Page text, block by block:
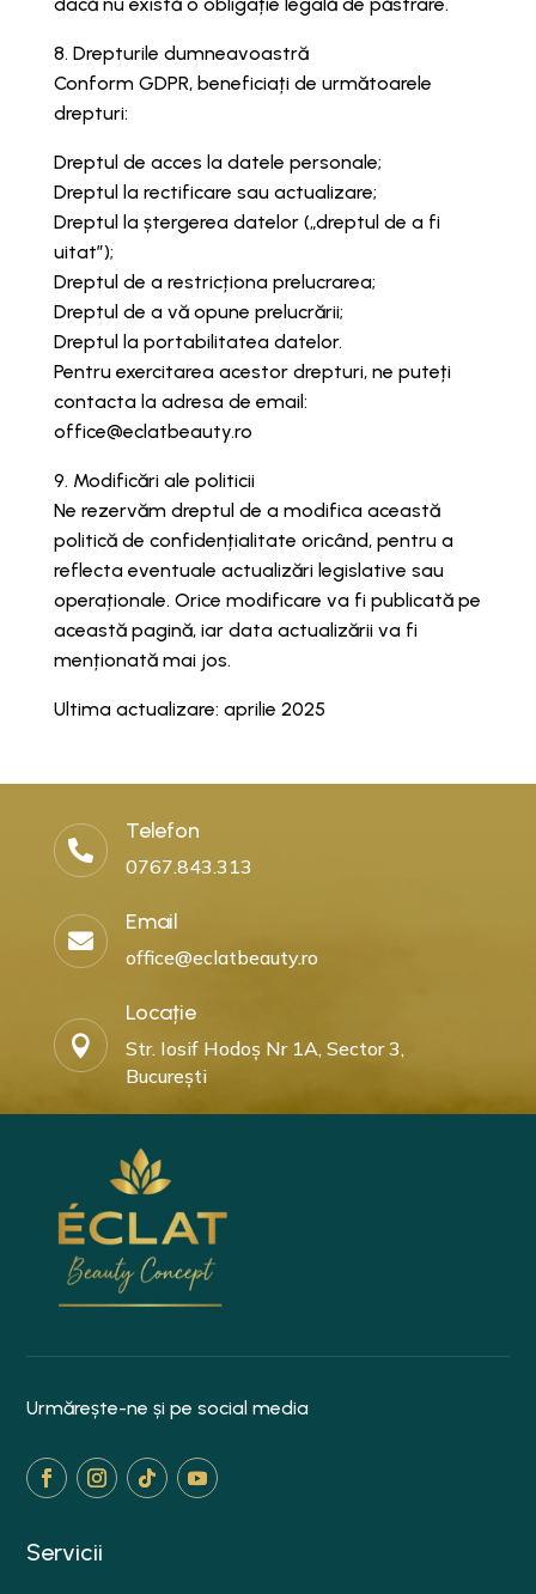
8. Drepturile dumneavoastră
Conform GDPR, beneficiați de următoarele
drepturi:
Dreptul de acces la datele personale;
Dreptul la rectificare sau actualizare;
Dreptul la ștergerea datelor („dreptul de a fi
uitat”);
Dreptul de a restricționa prelucrarea;
Dreptul de a vă opune prelucrării;
Dreptul la portabilitatea datelor.
Pentru exercitarea acestor drepturi, ne puteți
contacta la adresa de email:
office@eclatbeauty.ro
9. Modificări ale politicii
Ne rezervăm dreptul de a modifica această
politică de confidențialitate oricând, pentru a
reflecta eventuale actualizări legislative sau
operaționale. Orice modificare va fi publicată pe
această pagină, iar data actualizării va fi
menționată mai jos.
Ultima actualizare: aprilie 2025

Telefon
0767.843.313

Email
office@eclatbeauty.ro

Locație
Str. Iosif Hodoș Nr 1A, Sector 3,
București
Urmărește-ne și pe social media
Servicii